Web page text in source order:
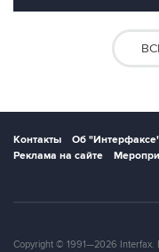
Контакты Об
Реклама на сайте
Copyright © 1991—2026